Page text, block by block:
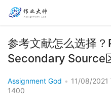
参考文献怎么选择
Secondary Source
Assignment God • 11/08/2021
1400